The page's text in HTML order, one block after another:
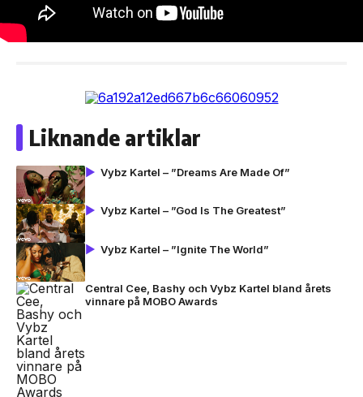
Liknande artiklar
Vybz Kartel – ”Dreams Are Made Of”
Vybz Kartel – ”God Is The Greatest”
Vybz Kartel – ”Ignite The World”
Central Cee, Bashy och Vybz Kartel bland årets
vinnare på MOBO Awards